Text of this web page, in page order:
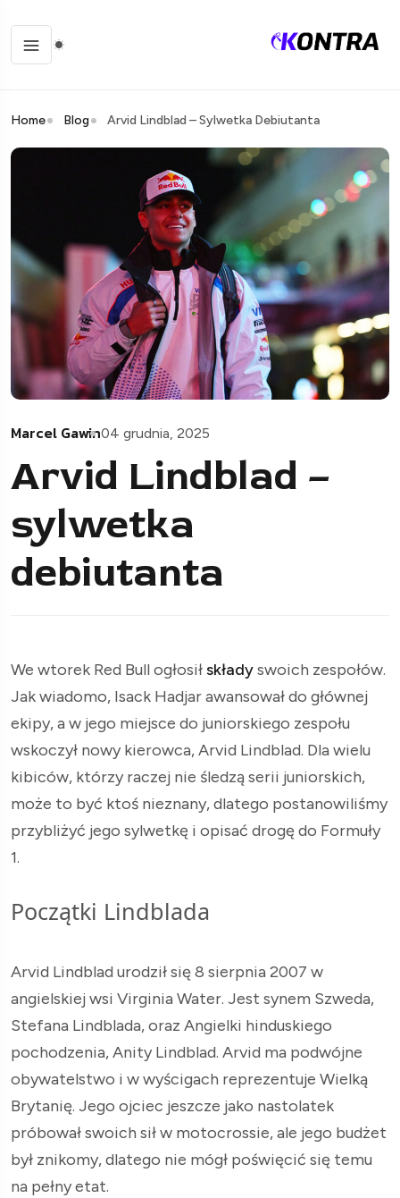
Home Blog Arvid Lindblad – Sylwetka Debiutanta
Marcel Gawin04 grudnia, 2025
Arvid Lindblad –
sylwetka
debiutanta
We wtorek Red Bull ogłosiłskładyswoich zespołów.
Jak wiadomo, Isack Hadjar awansował do głównej
ekipy, a w jego miejsce do juniorskiego zespołu
wskoczył nowy kierowca, Arvid Lindblad. Dla wielu
kibiców, którzy raczej nie śledzą serii juniorskich,
może to być ktoś nieznany, dlatego postanowiliśmy
przybliżyć jego sylwetkę i opisać drogę do Formuły
1.
Początki Lindblada
Arvid Lindblad urodził się 8 sierpnia 2007 w
angielskiej wsi Virginia Water. Jest synem Szweda,
Stefana Lindblada, oraz Angielki hinduskiego
pochodzenia, Anity Lindblad. Arvid ma podwójne
obywatelstwo i w wyścigach reprezentuje Wielką
Brytanię. Jego ojciec jeszcze jako nastolatek
próbował swoich sił w motocrossie, ale jego budżet
był znikomy, dlatego nie mógł poświęcić się temu
na pełny etat.